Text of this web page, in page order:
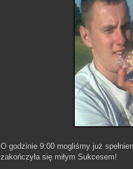
O godzinie 9:00 mogliśmy już
zakończyła się miłym Sukcesem!